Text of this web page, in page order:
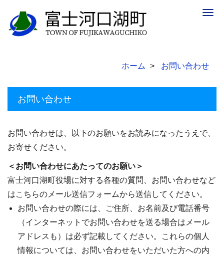
ホーム お問い合わせ
お問い合わせ
お問い合わせは、以下のお願いをお読みになったうえで、
お寄せください。
＜お問い合わせにあたってのお願い＞
富士河口湖町役場に対する各種の質問、お問い合わせなど
はこちらのメール送信フォームから送信してください。
お問い合わせの際には、ご住所、お名前及び電話番号
（インターネットでお問い合わせを送る場合はメール
アドレスも）は必ず記載してください。これらの個人
情報については、お問い合わせをいただいた方への内